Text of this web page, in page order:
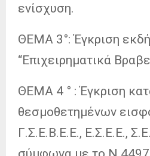
ενίσχυση.
ΘΕΜΑ 3°: Έγκριση
“Επιχειρηματικά
ΘΕΜΑ 4 ° : Έγκριση
θεσμοθετημένων
Γ.Σ.Ε.Β.Ε.Ε., Ε.Σ.Ε.Ε.,